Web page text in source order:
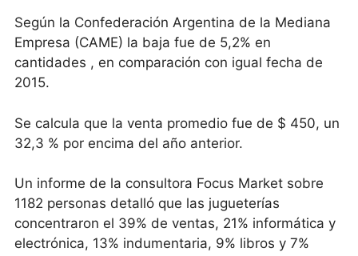
Según la Confederación Argentina de la Mediana
Empresa (CAME) la baja fue de 5,2% en
cantidades , en comparación con igual fecha de
2015.
Se calcula que la venta promedio fue de $ 450, un
32,3 % por encima del año anterior.
Un informe de la consultora Focus Market sobre
1182 personas detalló que las jugueterías
concentraron el 39% de ventas, 21% informática y
electrónica, 13% indumentaria, 9% libros y 7%